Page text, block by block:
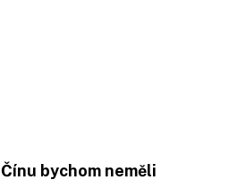
Čínu bychom neměli